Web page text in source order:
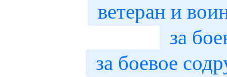
ветеран и
за
за боевое